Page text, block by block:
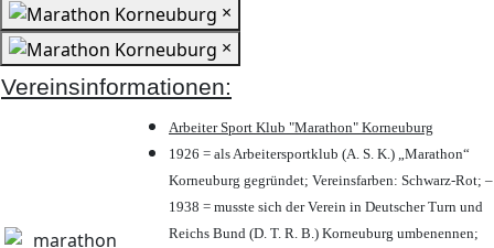
×
×
Vereinsinformationen:
Arbeiter Sport Klub "Marathon" Korneuburg
1926 = als Arbeitersportklub (A. S. K.) „Marathon“
Korneuburg gegründet; Vereinsfarben: Schwarz-Rot; –
1938 = musste sich der Verein in Deutscher Turn und
Reichs Bund (D. T. R. B.) Korneuburg umbenennen;